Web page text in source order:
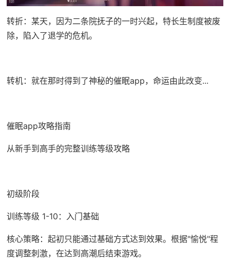
转折：某天，因为二条院抚子的一时兴起，特长生制度被废
除，陷入了退学的危机。
转机：就在那时得到了神秘的催眠app，命运由此改变...
催眠app攻略指南
从新手到高手的完整训练等级攻略
初级阶段
训练等级 1-10：入门基础
核心策略：起初只能通过基础方式达到效果。根据"愉悦"程
度调整刺激，在达到高潮后结束游戏。